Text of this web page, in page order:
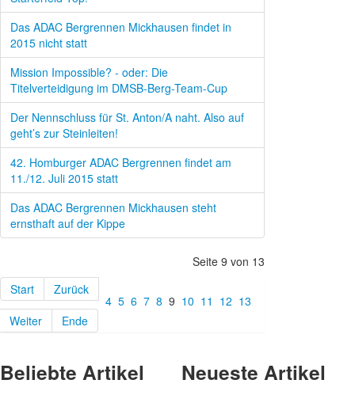
Das ADAC Bergrennen Mickhausen findet in
2015 nicht statt
Mission Impossible? - oder: Die
Titelverteidigung im DMSB-Berg-Team-Cup
Der Nennschluss für St. Anton/A naht. Also auf
geht’s zur Steinleiten!
42. Homburger ADAC Bergrennen findet am
11./12. Juli 2015 statt
Das ADAC Bergrennen Mickhausen steht
ernsthaft auf der Kippe
Seite 9 von 13
Start
Zurück
4 5 6 7 8 9 10 11 12 13
Weiter
Ende
Beliebte Artikel Neueste Artikel